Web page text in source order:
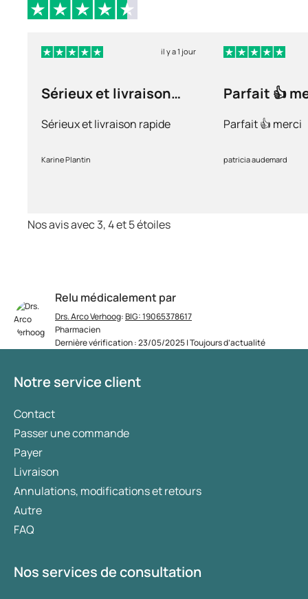
Relu médicalement par
Drs. Arco Verhoog:BIG: 19065378617
Pharmacien
Dernière vérification : 23/05/2025 | Toujours d’actualité
il y a 1 jour
Sérieux et livraison
Sérieux et livraison rapide
Karine Plantin
Parfait 👍
Parfait 👍 merci
patricia audemard
Nos avis avec 3, 4 et 5 étoiles
Notre service client
Contact
Passer une commande
Payer
Livraison
Annulations, modifications et retours
Autre
FAQ
Nos services de consultation